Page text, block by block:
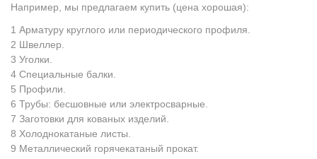
Например, мы предлагаем купить (цена хорошая):
Арматуру круглого или периодического профиля.
Швеллер.
Уголки.
Специальные балки.
Профили.
Трубы: бесшовные или электросварные.
Заготовки для кованых изделий.
Холоднокатаные листы.
Металлический горячекатаный прокат.